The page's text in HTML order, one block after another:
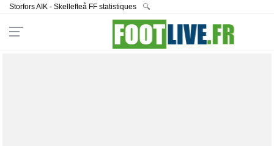
Storfors AIK - Skellefteå FF statistiques 🔍